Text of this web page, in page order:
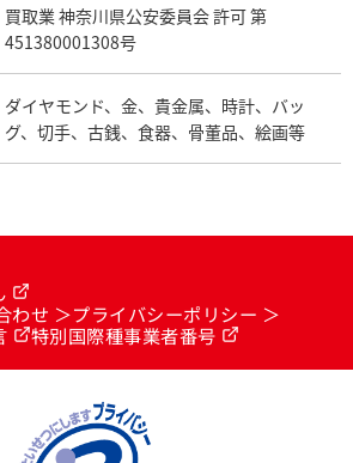
買取業 神奈川県公安委員会 許可 第
451380001308号
ダイヤモンド、金、貴金属、時計、バッ
グ、切手、古銭、食器、骨董品、絵画等
わせ
プライバシーポリシー
特別国際種事業者番号